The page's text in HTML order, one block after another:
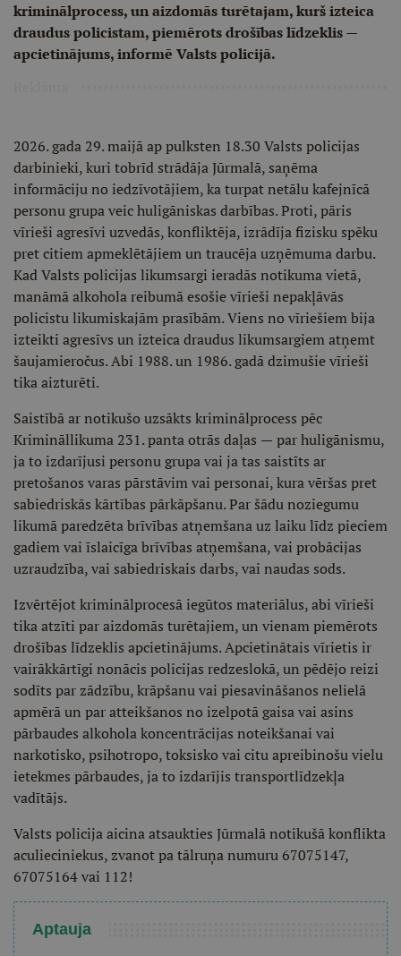
kriminālprocess, un aizdomās turētajam, kurš izteica
draudus policistam, piemērots drošības līdzeklis —
apcietinājums, informē Valsts policijā.
2026. gada 29. maijā ap pulksten 18.30 Valsts policijas
darbinieki, kuri tobrīd strādāja Jūrmalā, saņēma
informāciju no iedzīvotājiem, ka turpat netālu kafejnīcā
personu grupa veic huligāniskas darbības. Proti, pāris
vīrieši agresīvi uzvedās, konfliktēja, izrādīja fizisku spēku
pret citiem apmeklētājiem un traucēja uzņēmuma darbu.
Kad Valsts policijas likumsargi ieradās notikuma vietā,
manāmā alkohola reibumā esošie vīrieši nepakļāvās
policistu likumiskajām prasībām. Viens no vīriešiem bija
izteikti agresīvs un izteica draudus likumsargiem atņemt
šaujamieročus. Abi 1988. un 1986. gadā dzimušie vīrieši
tika aizturēti.
Saistībā ar notikušo uzsākts kriminālprocess pēc
Krimināllikuma 231. panta otrās daļas — par huligānismu,
ja to izdarījusi personu grupa vai ja tas saistīts ar
pretošanos varas pārstāvim vai personai, kura vēršas pret
sabiedriskās kārtības pārkāpšanu. Par šādu noziegumu
likumā paredzēta brīvības atņemšana uz laiku līdz pieciem
gadiem vai īslaicīga brīvības atņemšana, vai probācijas
uzraudzība, vai sabiedriskais darbs, vai naudas sods.
Izvērtējot kriminālprocesā iegūtos materiālus, abi vīrieši
tika atzīti par aizdomās turētajiem, un vienam piemērots
drošības līdzeklis apcietinājums. Apcietinātais vīrietis ir
vairākkārtīgi nonācis policijas redzeslokā, un pēdējo reizi
sodīts par zādzību, krāpšanu vai piesavināšanos nelielā
apmērā un par atteikšanos no izelpotā gaisa vai asins
pārbaudes alkohola koncentrācijas noteikšanai vai
narkotisko, psihotropo, toksisko vai citu apreibinošu vielu
ietekmes pārbaudes, ja to izdarījis transportlīdzekļa
vadītājs.
Valsts policija aicina atsaukties Jūrmalā notikušā konflikta
aculieciniekus, zvanot pa tālruņa numuru 67075147,
67075164 vai 112!
Aptauja